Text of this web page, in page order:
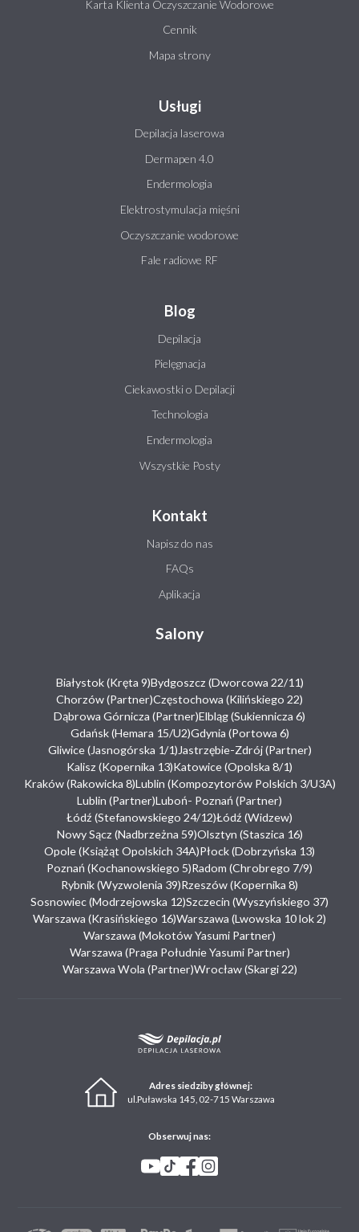
Karta Klienta Oczyszczanie Wodorowe
Cennik
Mapa strony
Usługi
Depilacja laserowa
Dermapen 4.0
Endermologia
Elektrostymulacja mięśni
Oczyszczanie wodorowe
Fale radiowe RF
Blog
Depilacja
Pielęgnacja
Ciekawostki o Depilacji
Technologia
Endermologia
Wszystkie Posty
Kontakt
Napisz do nas
FAQs
Aplikacja
Salony
Białystok (Kręta 9)Bydgoszcz (Dworcowa 22/11)
Chorzów (Partner)Częstochowa (Kilińskiego 22)
Dąbrowa Górnicza (Partner)Elbląg (Sukiennicza 6)
Gdańsk (Hemara 15/U2)Gdynia (Portowa 6)
Gliwice (Jasnogórska 1/1) Jastrzębie-Zdrój (Partner)
Kalisz (Kopernika 13)Katowice (Opolska 8/1)
Kraków (Rakowicka 8)Lublin (Kompozytorów Polskich 3/U3A)
Lublin (Partner)Luboń- Poznań (Partner)
Łódź (Stefanowskiego 24/12)Łódź (Widzew)
Nowy Sącz (Nadbrzeżna 59)Olsztyn (Staszica 16)
Opole (Książąt Opolskich 34A)Płock (Dobrzyńska 13)
Poznań (Kochanowskiego 5)Radom (Chrobrego 7/9)
Rybnik (Wyzwolenia 39)Rzeszów (Kopernika 8)
Sosnowiec (Modrzejowska 12)Szczecin (Wyszyńskiego 37)
Warszawa (Krasińskiego 16)Warszawa (Lwowska 10 lok 2)
Warszawa (Mokotów Yasumi Partner)
Warszawa (Praga Południe Yasumi Partner)
Warszawa Wola (Partner)Wrocław (Skargi 22)
Adres siedziby głównej:
ul.Puławska 145, 02-715 Warszawa
Obserwuj nas: